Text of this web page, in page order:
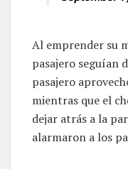
Al emprender su
pasajero seguían
pasajero
mientras que el
dejar atrás a la
alarmaron a los